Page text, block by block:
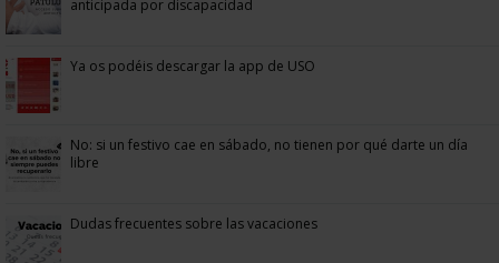
anticipada por discapacidad
Ya os podéis descargar la app de USO
No: si un festivo cae en sábado, no tienen por qué darte un día
libre
Dudas frecuentes sobre las vacaciones